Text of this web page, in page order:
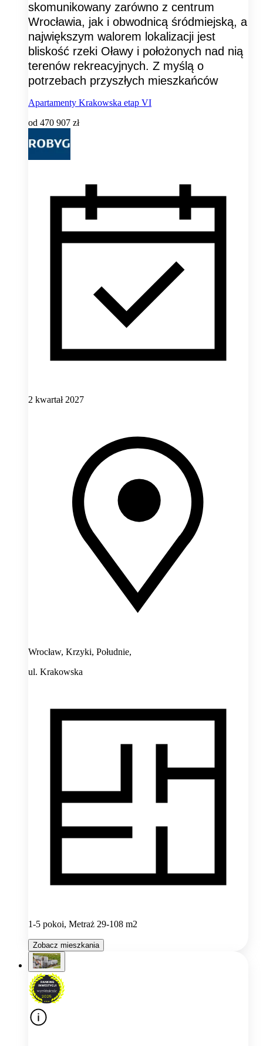
skomunikowany zarówno z centrum
Wrocławia, jak i obwodnicą śródmiejską, a
największym walorem lokalizacji jest
bliskość rzeki Oławy i położonych nad nią
terenów rekreacyjnych. Z myślą o
potrzebach przyszłych mieszkańców
Apartamenty Krakowska etap VI
od 470 907 zł
2 kwartał 2027
Wrocław, Krzyki, Południe,
ul. Krakowska
1-5 pokoi, Metraż 29-108 m2
Zobacz mieszkania